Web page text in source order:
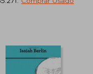
50%
dcto.